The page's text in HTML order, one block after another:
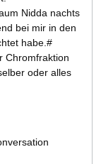
Nidda nachts
bei mir in den
habe.#
Chromfraktion
oder alles